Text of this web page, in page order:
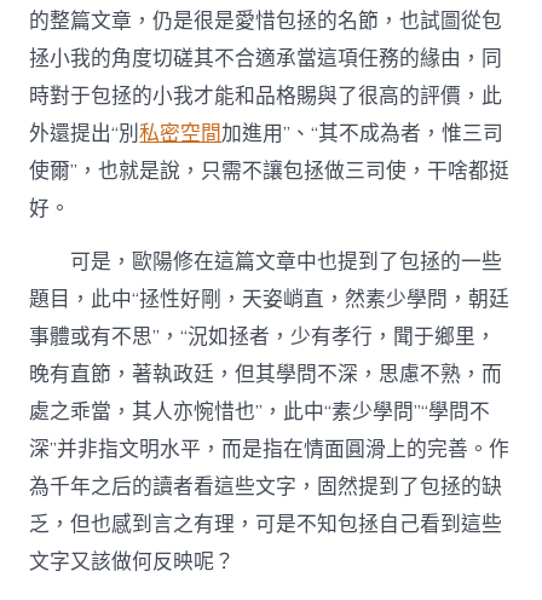
的整篇文章，仍是很是愛惜包拯的名節，也試圖從包
拯小我的角度切磋其不合適承當這項任務的緣由，同
時對于包拯的小我才能和品格賜與了很高的評價，此
外還提出“別私密空間加進用”、“其不成為者，惟三司
使爾”，也就是說，只需不讓包拯做三司使，干啥都挺
好。
可是，歐陽修在這篇文章中也提到了包拯的一些
題目，此中“拯性好剛，天姿峭直，然素少學問，朝廷
事體或有不思”，“況如拯者，少有孝行，聞于鄉里，
晚有直節，著執政廷，但其學問不深，思慮不熟，而
處之乖當，其人亦惋惜也”，此中“素少學問”“學問不
深”并非指文明水平，而是指在情面圓滑上的完善。作
為千年之后的讀者看這些文字，固然提到了包拯的缺
乏，但也感到言之有理，可是不知包拯自己看到這些
文字又該做何反映呢？